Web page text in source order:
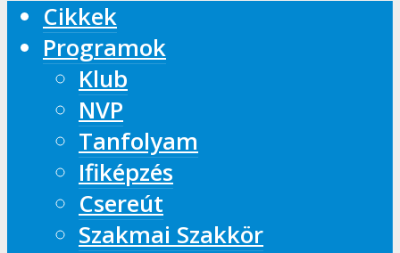
Cikkek
Programok
Klub
NVP
Tanfolyam
Ifiképzés
Csereút
Szakmai Szakkör